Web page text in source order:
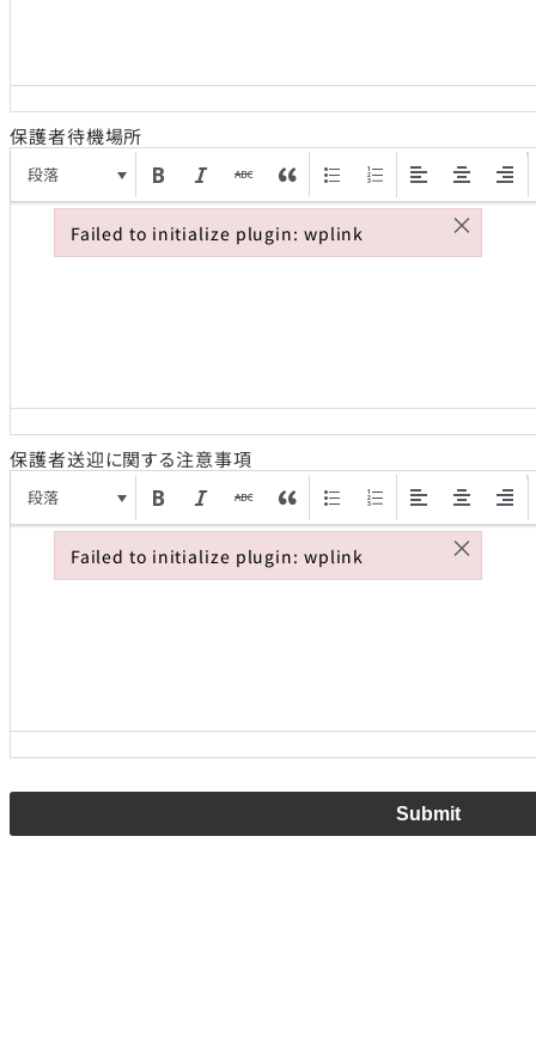
保護者待機場所
段落
保護者送迎に関する注意事項
段落
Submit
Failed to initialize plugin: wplink ×
Failed to initialize plugin: wplink
Failed to initialize plugin: wplink ×
Failed to initialize plugin: wplink